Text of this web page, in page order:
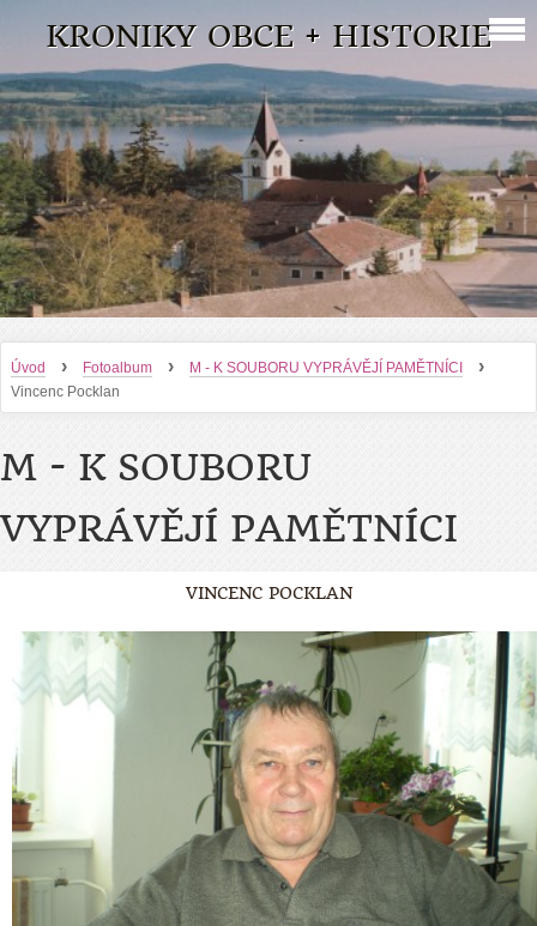
KRONIKY OBCE + HISTORIE
Úvod › Fotoalbum › M - K SOUBORU VYPRÁVĚJÍ PAMĚTNÍCI ›
Vincenc Pocklan
M - K SOUBORU
VYPRÁVĚJÍ PAMĚTNÍCI
VINCENC POCKLAN